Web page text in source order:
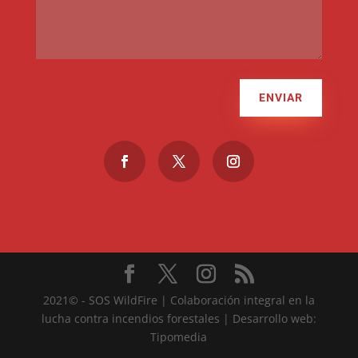
ENVIAR
2021© - SOS WildFire | Colaboración integral en la
lucha contra incendios forestales | Desarrollo web:
Tipomedia